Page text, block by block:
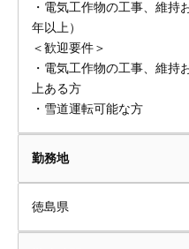
・電気工作物の工事、維持
年以上）
＜歓迎要件＞
・電気工作物の工事、維持
上ある方
・雪道運転可能な方
勤務地
徳島県